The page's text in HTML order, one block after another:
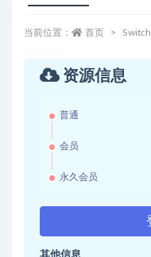
当前位置： 首页
资源信息
普通
会员
永久会员